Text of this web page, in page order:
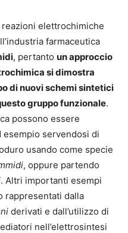
elettrochimiche
farmaceutica
, pertanto un approccio
si dimostra
di nuovi schemi sintetici
gruppo funzionale.
possono essere
servendosi di
usando come specie
, oppure partendo
. Altri importanti esempi
rappresentati dalla
derivati e dall’utilizzo di
nell’elettrosintesi